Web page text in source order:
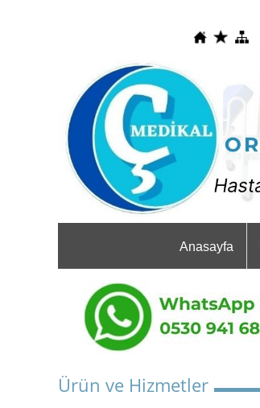
Anasayfa
Ürün ve Hizmetler